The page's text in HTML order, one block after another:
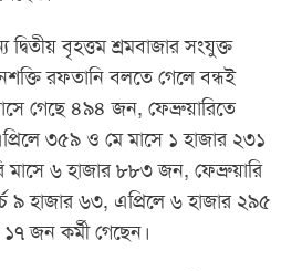
বৃহত্তম শ্রমবাজার সংযুক্ত
রফতানি বলতে গেলে বন্ধই
গেছে ৪৯৪ জন, ফেব্রুয়ারিতে
৩৫৯ ও মে মাসে ১ হাজার ২৩১
মাসে ৬ হাজার ৮৮৩ জন, ফেব্রুয়ারি
৯ হাজার ৬৩, এপ্রিলে ৬ হাজার ২৯৫
জন কর্মী গেছেন।